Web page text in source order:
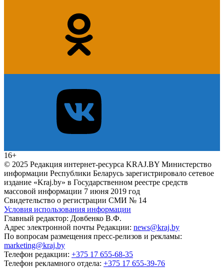
16+
© 2025 Редакция интернет-ресурса KRAJ.BY Министерство
информации Республики Беларусь зарегистрировало сетевое
издание «Kraj.by» в Государственном реестре средств
массовой информации 7 июня 2019 год
Свидетельство о регистрации СМИ № 14
Условия использования информации
Главный редактор: Довбенко В.Ф.
Адрес электронной почты Редакции: news@kraj.by
По вопросам размещения пресс-релизов и рекламы:
marketing@kraj.by
Телефон редакции: +375 17 655-68-35
Телефон рекламного отдела: +375 17 655-39-76